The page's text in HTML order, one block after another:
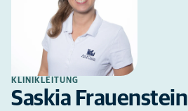
KLINIKLEITUNG
Saskia Frauenstein